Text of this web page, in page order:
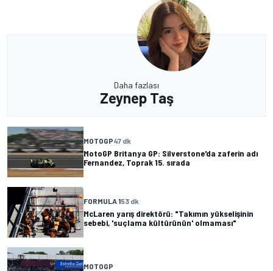
Daha fazlası
Zeynep Taş
MOTOGP47 dk
MotoGP Britanya GP: Silverstone'da zaferin adı
Fernandez, Toprak 15. sırada
FORMULA 153 dk
McLaren yarış direktörü: "Takımın yükselişinin
sebebi, 'suçlama kültürünün' olmaması"
MOTOGP